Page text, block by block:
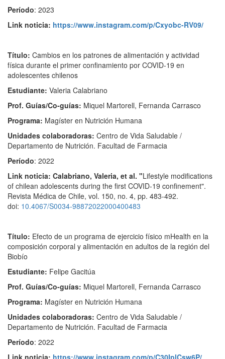
Período: 2023
Link noticia: https://www.instagram.com/p/Cxyobc-RV09/
Título: Cambios en los patrones de alimentación y actividad
física durante el primer confinamiento por COVID-19 en
adolescentes chilenos
Estudiante: Valeria Calabriano
Prof. Guías/Co-guías: Miquel Martorell, Fernanda Carrasco
Programa: Magíster en Nutrición Humana
Unidades colaboradoras: Centro de Vida Saludable /
Departamento de Nutrición. Facultad de Farmacia
Período: 2022
Link noticia: Calabriano, Valeria, et al. "Lifestyle modifications
of chilean adolescents during the first COVID-19 confinement".
Revista Médica de Chile, vol. 150, no. 4, pp. 483-492.
doi: 10.4067/S0034-98872022000400483
Título: Efecto de un programa de ejercicio físico mHealth en la
composición corporal y alimentación en adultos de la región del
Biobío
Estudiante: Felipe Gacitúa
Prof. Guías/Co-guías: Miquel Martorell, Fernanda Carrasco
Programa: Magíster en Nutrición Humana
Unidades colaboradoras: Centro de Vida Saludable /
Departamento de Nutrición. Facultad de Farmacia
Período: 2022
Link noticia: https://www.instagram.com/p/C30IplCsw6P/